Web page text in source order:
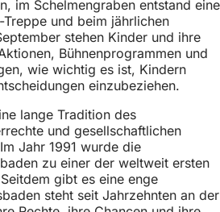
im Schelmengraben entstand eine
und beim jährlichen
stehen Kinder und ihre
Bühnenprogrammen und
wie wichtig es ist, Kindern
einzubeziehen.
lange Tradition des
und gesellschaftlichen
Jahr 1991 wurde die
zu einer der weltweit ersten
gibt es eine enge
steht seit Jahrzehnten an der